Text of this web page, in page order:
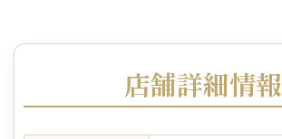
店舗詳細情報